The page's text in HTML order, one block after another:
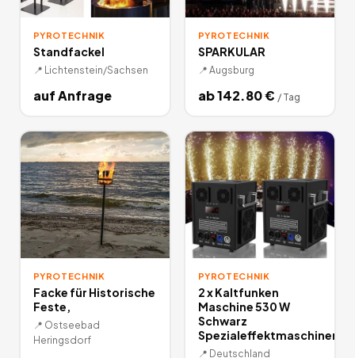
PYROTECHNIK
Standfackel
📍 Lichtenstein/Sachsen
auf Anfrage
PYROTECHNIK
SPARKULAR
📍 Augsburg
ab142.80€ / Tag
PYROTECHNIK
Facke für Historische
Feste,
📍 Ostseebad
Heringsdorf
PYROTECHNIK
2 x Kaltfunken
Maschine 530 W
Schwarz
Spezialeffektmaschinen
📍 Deutschland